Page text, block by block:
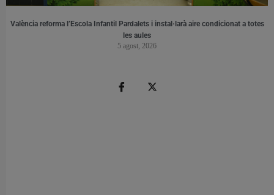
València reforma l’Escola Infantil Pardalets i instal·larà aire condicionat a totes
les aules
5 agost, 2026